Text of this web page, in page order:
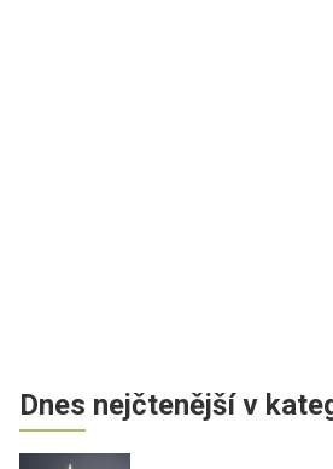
Dnes nejčtenější v